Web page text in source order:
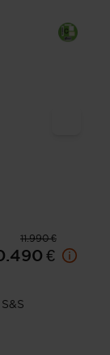
11.990 €
€